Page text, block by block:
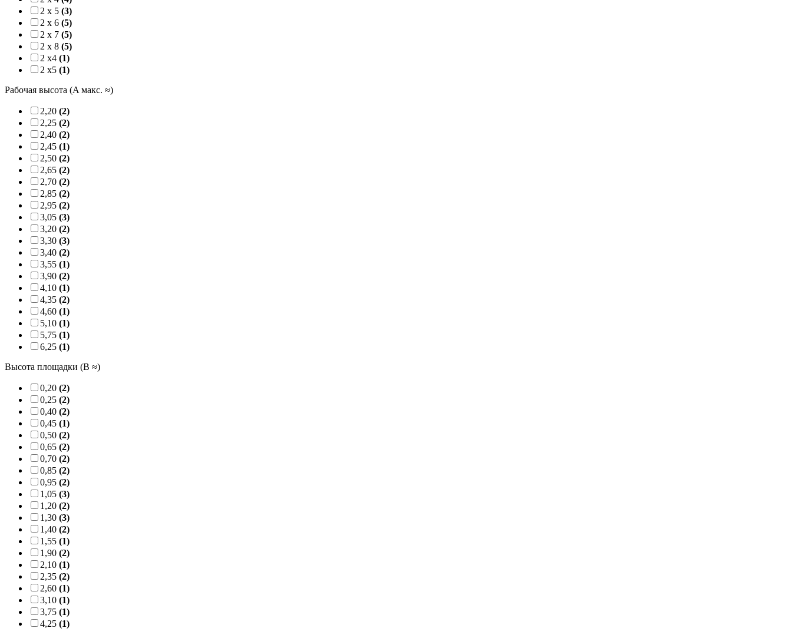
2 x 5 (3)
2 x 6 (5)
2 x 7 (5)
2 x 8 (5)
2 x4 (1)
2 x5 (1)
Рабочая высота (A макс. ≈)
2,20 (2)
2,25 (2)
2,40 (2)
2,45 (1)
2,50 (2)
2,65 (2)
2,70 (2)
2,85 (2)
2,95 (2)
3,05 (3)
3,20 (2)
3,30 (3)
3,40 (2)
3,55 (1)
3,90 (2)
4,10 (1)
4,35 (2)
4,60 (1)
5,10 (1)
5,75 (1)
6,25 (1)
Высота площадки (B ≈)
0,20 (2)
0,25 (2)
0,40 (2)
0,45 (1)
0,50 (2)
0,65 (2)
0,70 (2)
0,85 (2)
0,95 (2)
1,05 (3)
1,20 (2)
1,30 (3)
1,40 (2)
1,55 (1)
1,90 (2)
2,10 (1)
2,35 (2)
2,60 (1)
3,10 (1)
3,75 (1)
4,25 (1)